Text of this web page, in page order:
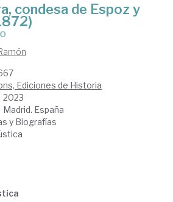
condesa de Espoz y
Ediciones de Historia
2023
Madrid. España
y Biografías